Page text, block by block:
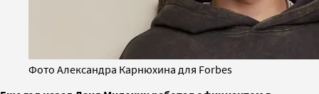
Фото Александра Карнюхина для Forbes